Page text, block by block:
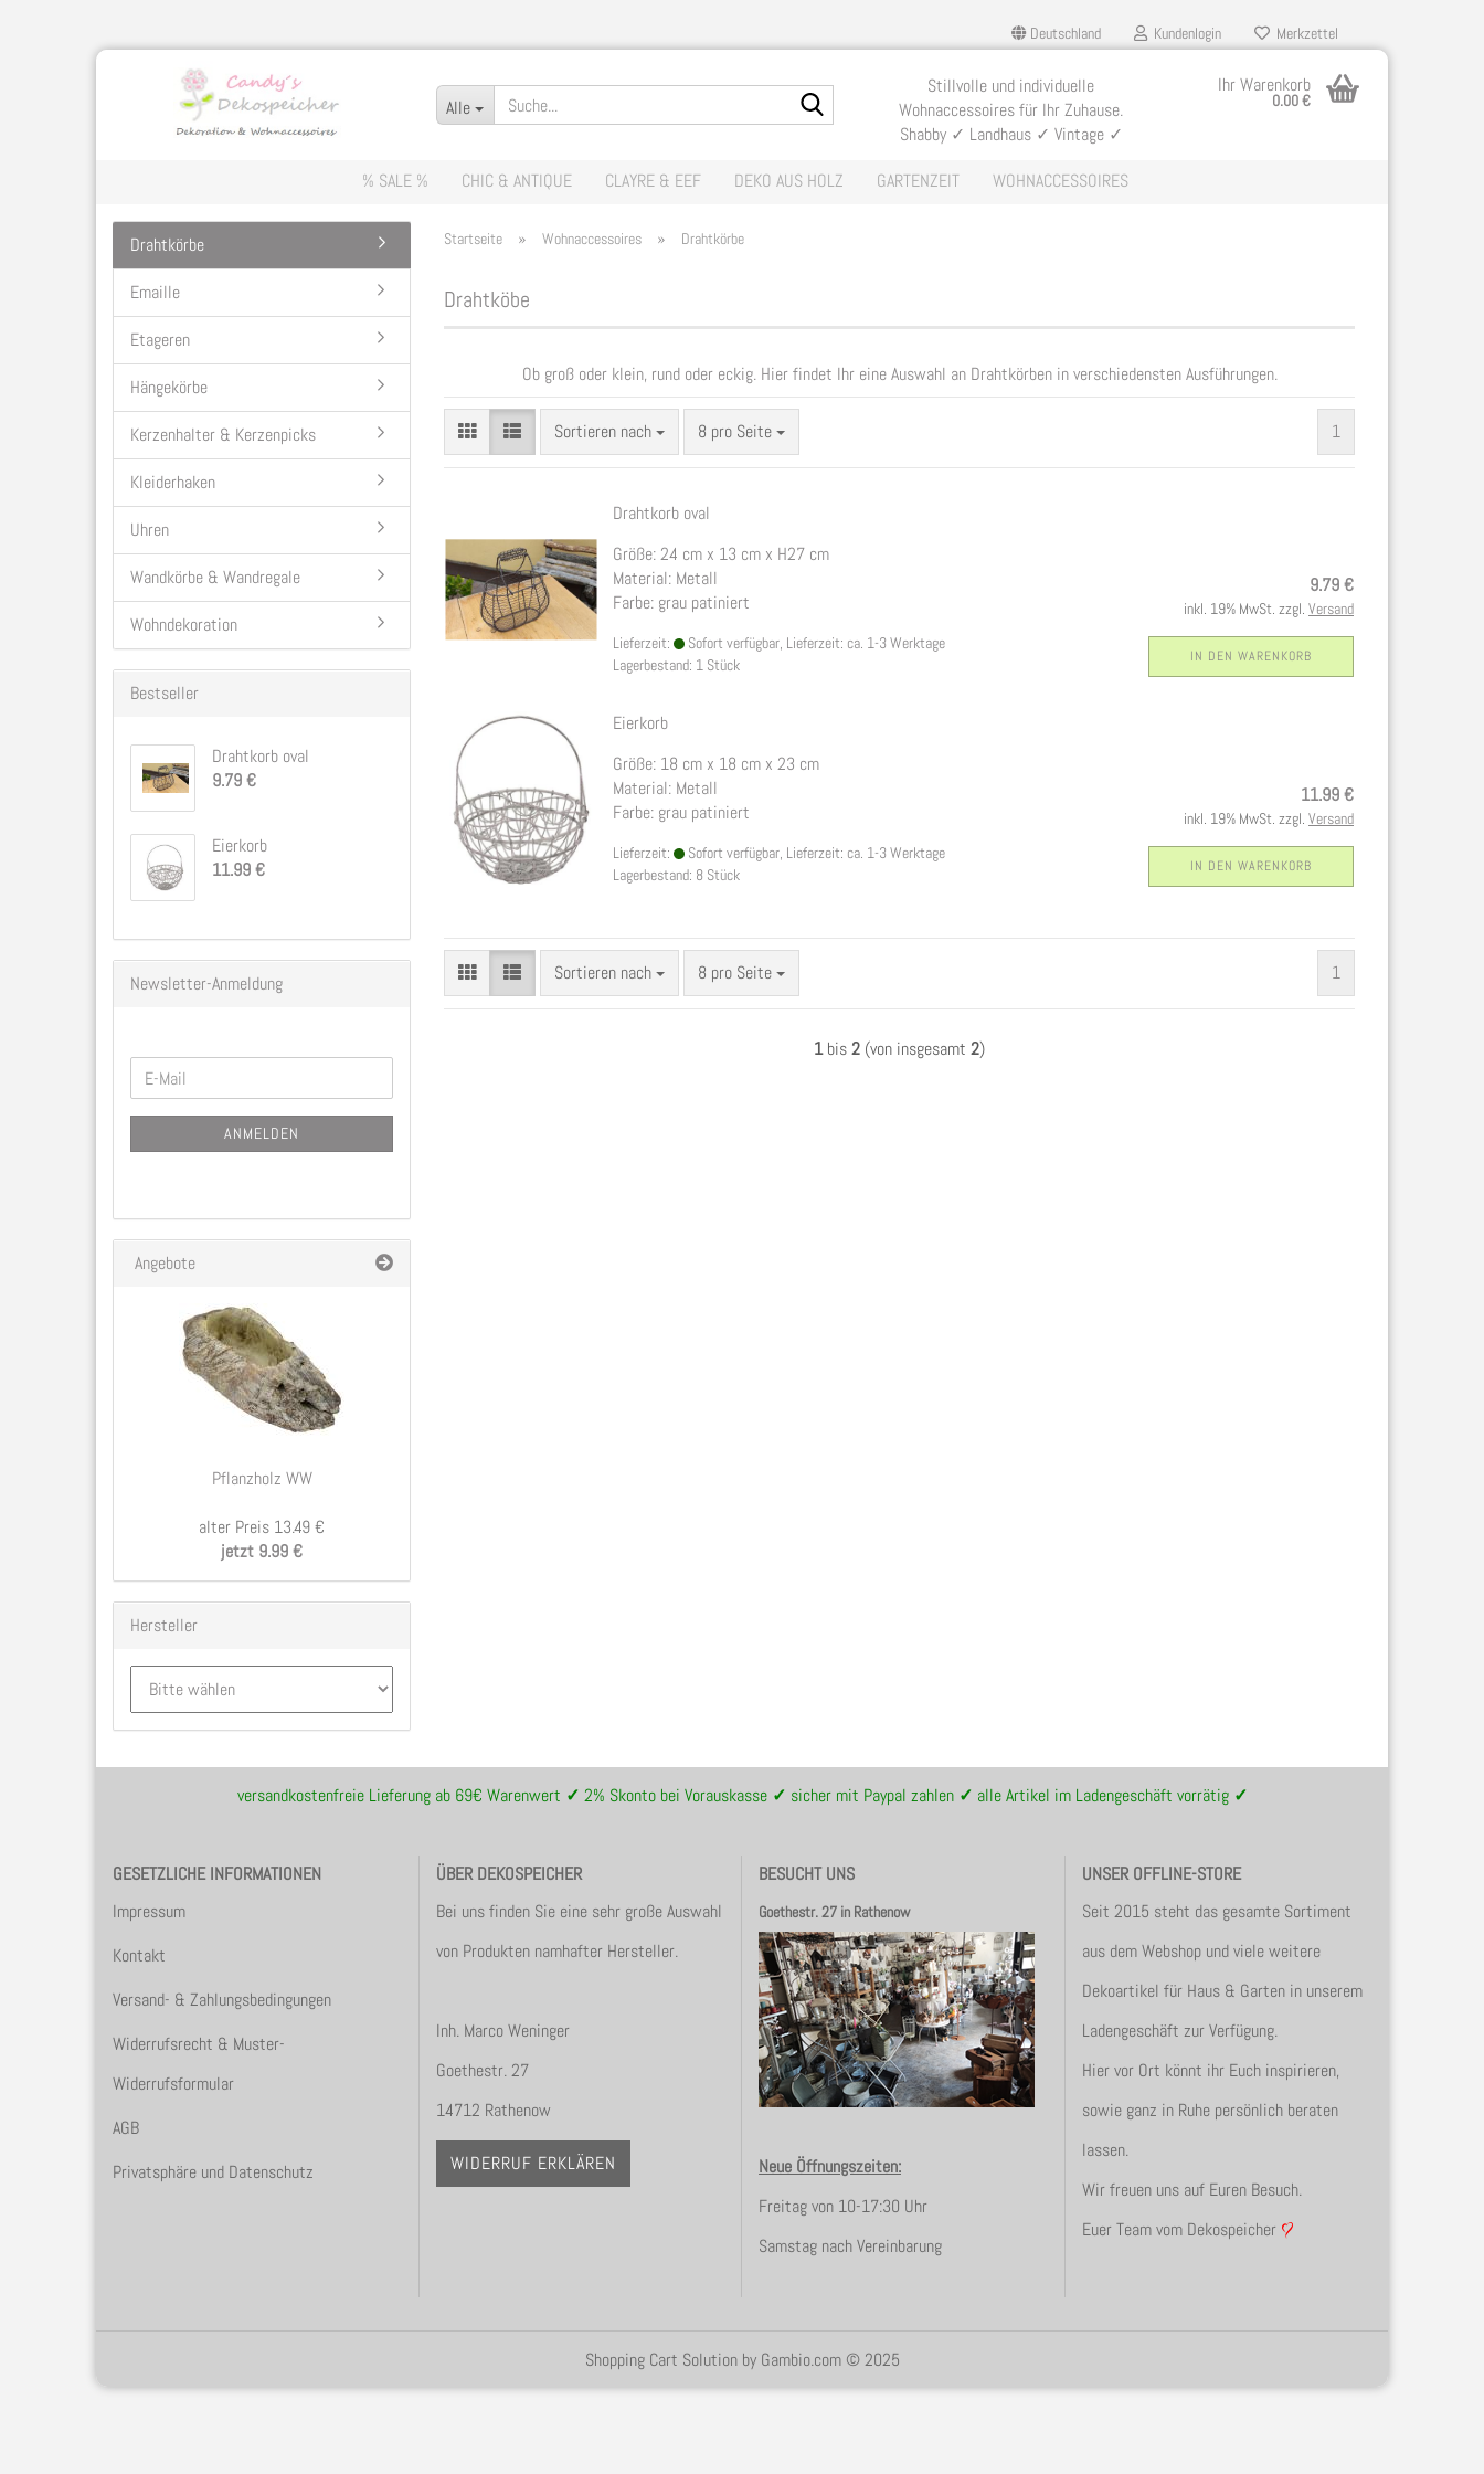
Deutschland
Lieferland
Kundenlogin
Passwort vergessen?
Merkzettel
Alle
Stillvolle und individuelle
Wohnaccessoires für Ihr Zuhause.
Shabby ✓ Landhaus ✓ Vintage ✓
Ihr Warenkorb
0.00 €
% SALE % CHIC & ANTIQUE CLAYRE & EEF DEKO AUS HOLZ GARTENZEIT WOHNACCESSOIRES
Startseite » Wohnaccessoires » Drahtkörbe
Drahtköbe
Ob groß oder klein, rund oder eckig. Hier findet Ihr eine Auswahl an Drahtkörben in verschiedensten Ausführungen.
Sortieren nach
Sortieren nach 8 pro Seite
pro Seite 1
Drahtkorb oval
Größe: 24 cm x 13 cm x H27 cm
Material: Metall
Farbe: grau patiniert
Lieferzeit:
Sofort verfügbar, Lieferzeit: ca. 1-3 Werktage
Lagerbestand: 1 Stück
9.79 €
inkl. 19% MwSt. zzgl. Versand
IN DEN WARENKORB
Eierkorb
Größe: 18 cm x 18 cm x 23 cm
Material: Metall
Farbe: grau patiniert
Lieferzeit:
Sofort verfügbar, Lieferzeit: ca. 1-3 Werktage
Lagerbestand: 8 Stück
11.99 €
inkl. 19% MwSt. zzgl. Versand
IN DEN WARENKORB
Sortieren nach
Sortieren nach 8 pro Seite
pro Seite 1
1bis2 (von insgesamt 2)
Drahtkörbe
Emaille
Etageren
Hängekörbe
Kerzenhalter & Kerzenpicks
Kleiderhaken
Uhren
Wandkörbe & Wandregale
Wohndekoration
Bestseller
Drahtkorb oval
9.79 €
Eierkorb
11.99 €
Newsletter-Anmeldung
WEITER
ZUR
NEWSLETTER-
E-
Mail
ANMELDEN
Angebote
Pflanzholz WW
alter Preis 13.49 €
jetzt 9.99 €
Hersteller
versandkostenfreie Lieferung ab 69€ Warenwert ✓ 2% Skonto bei Vorauskasse ✓ sicher mit Paypal zahlen ✓ alle Artikel im Ladengeschäft vorrätig ✓
GESETZLICHE INFORMATIONEN
Impressum
Kontakt
Versand- & Zahlungsbedingungen
Widerrufsrecht & Muster-
Widerrufsformular
AGB
Privatsphäre und Datenschutz
ÜBER DEKOSPEICHER
Bei uns finden Sie eine sehr große Auswahl
von Produkten namhafter Hersteller.
Inh. Marco Weninger
Goethestr. 27
14712 Rathenow
WIDERRUF ERKLÄREN
BESUCHT UNS
Goethestr. 27 in Rathenow
Neue Öffnungszeiten:
Freitag von 10-17:30 Uhr
Samstag nach Vereinbarung
UNSER OFFLINE-STORE
Seit 2015 steht das gesamte Sortiment
aus dem Webshop und viele weitere
Dekoartikel für Haus & Garten in unserem
Ladengeschäft zur Verfügung.
Hier vor Ort könnt ihr Euch inspirieren,
sowie ganz in Ruhe persönlich beraten
lassen.
Wir freuen uns auf Euren Besuch.
Euer Team vom Dekospeicher
Shopping Cart Solutionby Gambio.com © 2025